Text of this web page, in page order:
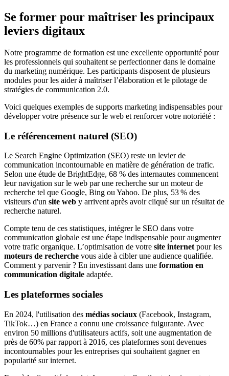
Se former pour maîtriser les principaux
leviers digitaux
Notre programme de formation est une excellente opportunité pour
les professionnels qui souhaitent se perfectionner dans le domaine
du marketing numérique. Les participants disposent de plusieurs
modules pour les aider à maîtriser l’élaboration et le pilotage de
stratégies de communication 2.0.
Voici quelques exemples de supports marketing indispensables pour
développer votre présence sur le web et renforcer votre notoriété :
Le référencement naturel (SEO)
Le Search Engine Optimization (SEO) reste un levier de
communication incontournable en matière de génération de trafic.
Selon une étude de BrightEdge, 68 % des internautes commencent
leur navigation sur le web par une recherche sur un moteur de
recherche tel que Google, Bing ou Yahoo. De plus, 53 % des
visiteurs d'un site web y arrivent après avoir cliqué sur un résultat de
recherche naturel.
Compte tenu de ces statistiques, intégrer le SEO dans votre
communication globale est une étape indispensable pour augmenter
votre trafic organique. L’optimisation de votre site internet pour les
moteurs de recherche vous aide à cibler une audience qualifiée.
Comment y parvenir ? En investissant dans une formation en
communication digitale adaptée.
Les plateformes sociales
En 2024, l'utilisation des médias sociaux (Facebook, Instagram,
TikTok…) en France a connu une croissance fulgurante. Avec
environ 50 millions d'utilisateurs actifs, soit une augmentation de
près de 60% par rapport à 2016, ces plateformes sont devenues
incontournables pour les entreprises qui souhaitent gagner en
popularité sur internet.